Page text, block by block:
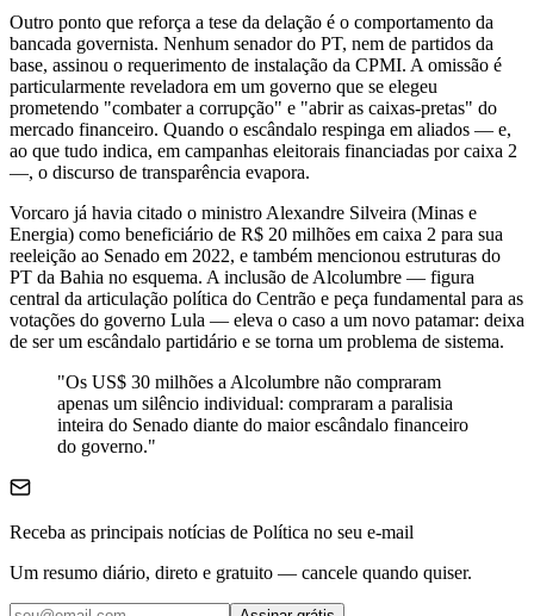
Outro ponto que reforça a tese da delação é o comportamento da
bancada governista. Nenhum senador do PT, nem de partidos da
base, assinou o requerimento de instalação da CPMI. A omissão é
particularmente reveladora em um governo que se elegeu
prometendo "combater a corrupção" e "abrir as caixas-pretas" do
mercado financeiro. Quando o escândalo respinga em aliados — e,
ao que tudo indica, em campanhas eleitorais financiadas por caixa 2
—, o discurso de transparência evapora.
Vorcaro já havia citado o ministro Alexandre Silveira (Minas e
Energia) como beneficiário de R$ 20 milhões em caixa 2 para sua
reeleição ao Senado em 2022, e também mencionou estruturas do
PT da Bahia no esquema. A inclusão de Alcolumbre — figura
central da articulação política do Centrão e peça fundamental para as
votações do governo Lula — eleva o caso a um novo patamar: deixa
de ser um escândalo partidário e se torna um problema de sistema.
"Os US$ 30 milhões a Alcolumbre não compraram
apenas um silêncio individual: compraram a paralisia
inteira do Senado diante do maior escândalo financeiro
do governo."
Receba as principais notícias de Política no seu e-mail
Um resumo diário, direto e gratuito — cancele quando quiser.